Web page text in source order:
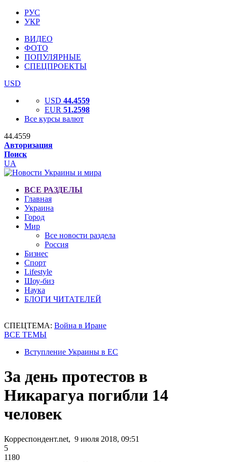
РУС
УКР
ВИДЕО
ФОТО
ПОПУЛЯРНЫЕ
СПЕЦПРОЕКТЫ
USD
USD 44.4559
EUR 51.2598
Все курсы валют
44.4559
Авторизация
Поиск
UA
ВСЕ РАЗДЕЛЫ
Главная
Украина
Город
Мир
Все новости раздела
Россия
Бизнес
Спорт
Lifestyle
Шоу-биз
Наука
БЛОГИ ЧИТАТЕЛЕЙ
СПЕЦТЕМА: Война в Иране
ВСЕ ТЕМЫ
Вступление Украины в ЕС
За день протестов в
Никарагуа погибли 14
человек
Корреспондент.net, 9 июля 2018, 09:51
5
1180